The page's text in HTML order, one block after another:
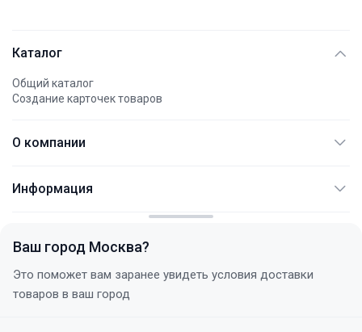
Каталог
Общий каталог
Создание карточек товаров
О компании
Международные платежи
Информация
Не являет публичной офертой
Услуги
Договор поставки
Новости
+7 (495) 744 77 54
с 10:00 до 18:00 (+3 МСК)
Ваш город Москва?
Это поможет вам заранее увидеть условия доставки
товаров в ваш город